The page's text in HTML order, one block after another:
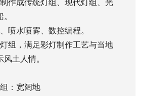
作成传统灯组、现代灯组、光
喷水喷雾、数控编程。
组，满足彩灯制作工艺与当地
土人情。
：宽阔地